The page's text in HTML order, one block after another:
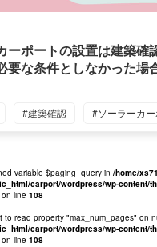
ーポートの設置は建築確
要な条件としなかった場
#建築確認 #ソーラーカー
variable $paging_query in /home/
carport/wordpress/wp-content/
on line 108
to read property "max_num_pages" on
carport/wordpress/wp-content/
on line 108